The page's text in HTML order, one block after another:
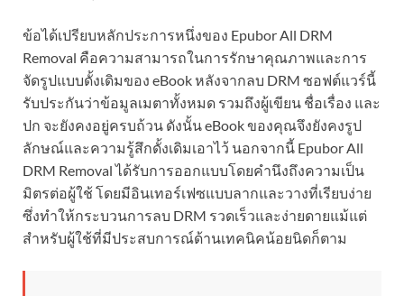
ข้อได้เปรียบหลักประการหนึ่งของ Epubor All DRM
Removal คือความสามารถในการรักษาคุณภาพและการ
จัดรูปแบบดั้งเดิมของ eBook หลังจากลบ DRM ซอฟต์แวร์นี้
รับประกันว่าข้อมูลเมตาทั้งหมด รวมถึงผู้เขียน ชื่อเรื่อง และ
ปก จะยังคงอยู่ครบถ้วน ดังนั้น eBook ของคุณจึงยังคงรูป
ลักษณ์และความรู้สึกดั้งเดิมเอาไว้ นอกจากนี้ Epubor All
DRM Removal ได้รับการออกแบบโดยคำนึงถึงความเป็น
มิตรต่อผู้ใช้ โดยมีอินเทอร์เฟซแบบลากและวางที่เรียบง่าย
ซึ่งทำให้กระบวนการลบ DRM รวดเร็วและง่ายดายแม้แต่
สำหรับผู้ใช้ที่มีประสบการณ์ด้านเทคนิคน้อยนิดก็ตาม